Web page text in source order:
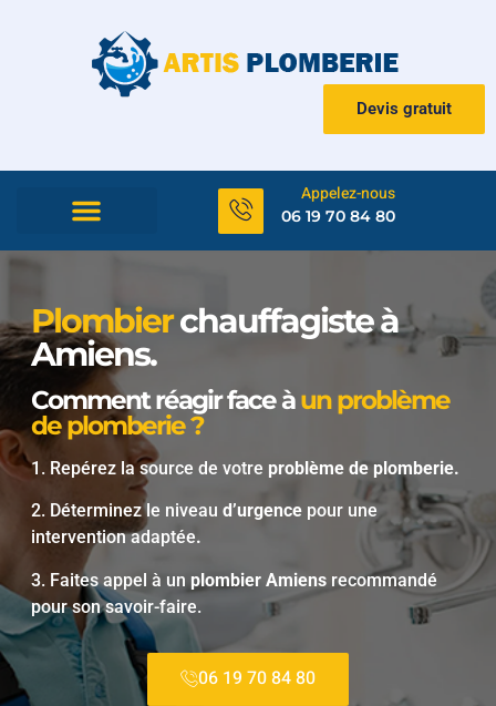
Devis gratuit
Appelez-nous
06 19 70 84 80
Plombierchauffagiste à
Amiens.
Comment réagir face àun problème
de plomberie ?
1. Repérez la source de votre problème de plomberie.
2. Déterminez le niveau d’urgence pour une
intervention adaptée.
3. Faites appel à un plombier Amiens recommandé
pour son savoir-faire.
06 19 70 84 80